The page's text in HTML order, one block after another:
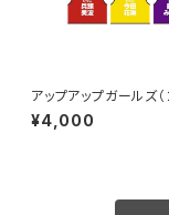
アップアップガールズ（
2026ver.
¥4,000